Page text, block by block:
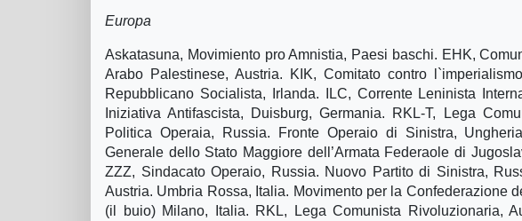
Europa
Askatasuna, Movimiento pro Amnistia, Paesi baschi. EHK,
Arabo Palestinese, Austria. KIK, Comitato contro
Repubblicano Socialista, Irlanda. ILC, Corrente Leninista
Iniziativa Antifascista, Duisburg, Germania. RKL-T, Lega
Politica Operaia, Russia. Fronte Operaio di Sinistra,
Generale dello Stato Maggiore dell’Armata Federaole di
ZZZ, Sindacato Operaio, Russia. Nuovo Partito di Sinistra,
Austria. Umbria Rossa, Italia. Movimento per la Confederazione
(il buio) Milano, Italia. RKL, Lega Comunista Rivoluzionaria,